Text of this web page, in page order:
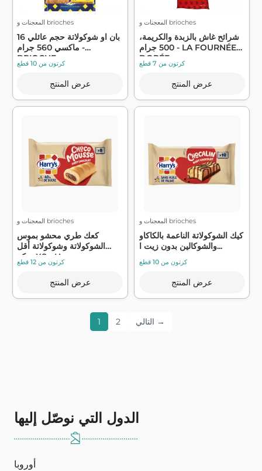
المعجنات و brioches
16 بان او شوكولاتة حجم عائلي
ماكسي 560 جرام -
BRIOCHE...
كرتون من 10 قطع
عرض المنتج
المعجنات و brioches
شرائح غاش بالزبدة والكريمة،
500 جرام - LA FOURNÉE
DORÉEكرتون من 7 قطع
عرض المنتج
المعجنات و brioches
كعك طري محشو بموس
الشوكولاتة وشوكولاتة أقل
سكر X8 - H...
كرتون من 12 قطع
عرض المنتج
المعجنات و brioches
كيك الشوكولاتة الناعمة بالكاكاو
والشوكالين بدون زيت ا...
كرتون من 10 قطع
عرض المنتج
1 2 التالي →
الدول التي نوصّل إليها
أوروبا